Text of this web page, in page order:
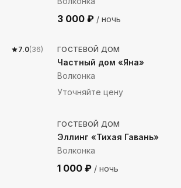
3 000 ₽ / ночь
7.0(36)
178 м до моря
ГОСТЕВОЙ ДОМ
Частный дом «Яна»
Волконка
Уточняйте цену
м до моря
ГОСТЕВОЙ ДОМ
Эллинг «Тихая Гавань»
Волконка
1 000 ₽ / ночь
37 м до моря